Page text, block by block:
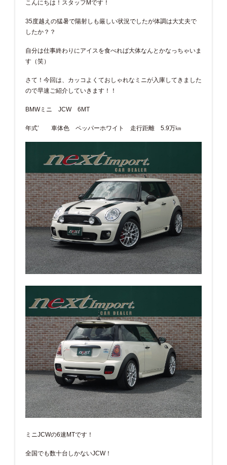
こんにちは！スタッフMです！
35度越えの猛暑で陽射しも厳しい状況でしたが体調は大丈夫で
したか？？
自分は仕事終わりにアイスを食べれば大体なんとかなっちゃいま
す（笑）
さて！今回は、カッコよくておしゃれなミニが入庫してきました
ので早速ご紹介していきます！！
BMWミニ JCW 6MT
年式’ 車体色 ペッパーホワイト 走行距離 5.9万㎞
ミニJCWの6速MTです！
全国でも数十台しかないJCW！